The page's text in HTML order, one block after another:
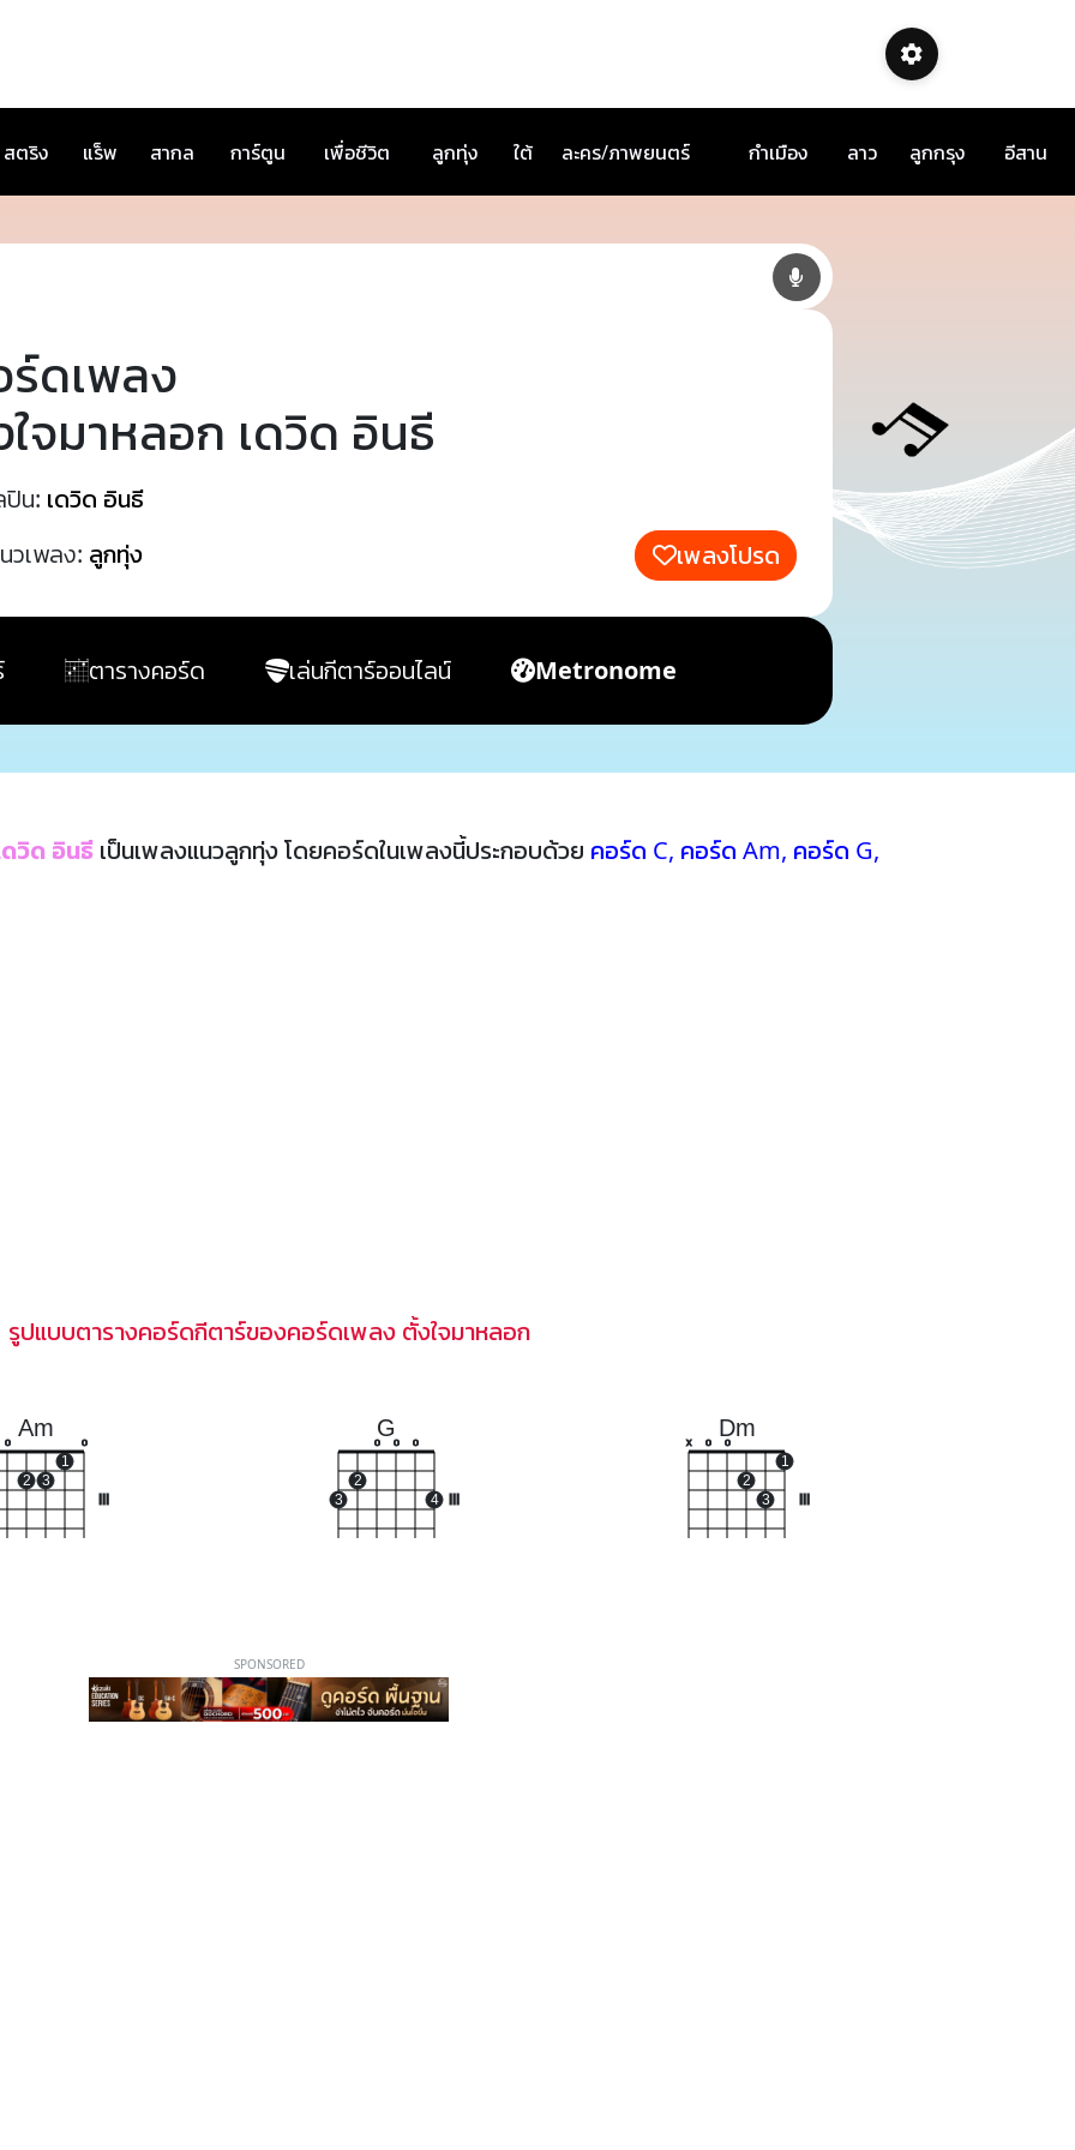
สตริง แร็พ สากล การ์ตูน เพื่อชีวิต ลูกทุ่ง ใต้ ละคร/ภาพยนตร์ กำเมือง ลาว ลูกกรุง อีสาน
ร์ดเพลง
จมาหลอก เดวิด อินธี
ปิน: เดวิด อินธี
วเพลง: ลูกทุ่ง เพลงโปรด
ตารางคอร์ด เล่นกีตาร์ออนไลน์ Metronome
ดวิด อินธี เป็นเพลงแนวลูกทุ่ง โดยคอร์ดในเพลงนี้ประกอบด้วย คอร์ด C, คอร์ด Am, คอร์ด G,
รูปแบบตารางคอร์ดกีตาร์ของคอร์ดเพลง ตั้งใจมาหลอก
Am
o
2 3
1
o
G
3
2
o o o
4
Dm
x o o
2
3
1
SPONSORED